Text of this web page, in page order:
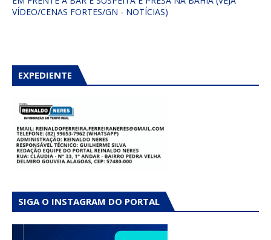
VÍDEO/CENAS FORTES/GN - NOTÍCIAS)
EXPEDIENTE
SIGA O INSTAGRAM DO PORTAL